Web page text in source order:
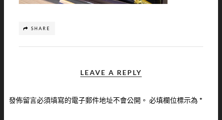
SHARE
LEAVE A REPLY
發佈留言必須填寫的電子郵件地址不會公開。 必填欄位標示為 *